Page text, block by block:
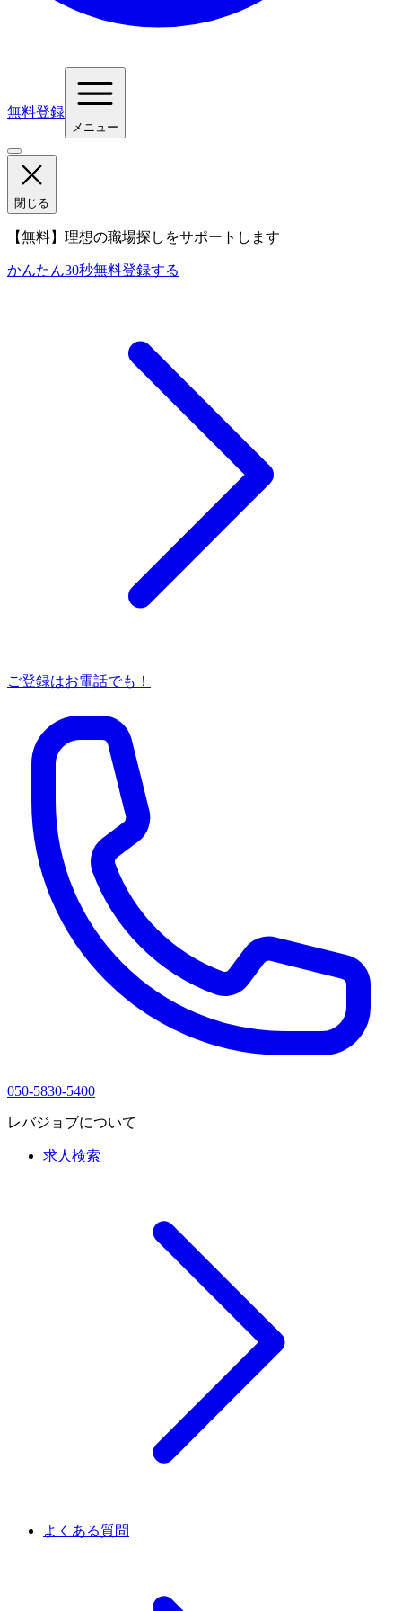
無料登録
メニュー
閉じる
【無料】理想の職場探しをサポートします
かんたん30秒無料登録する
ご登録はお電話でも！
050-5830-5400
レバジョブについて
求人検索
よくある質問